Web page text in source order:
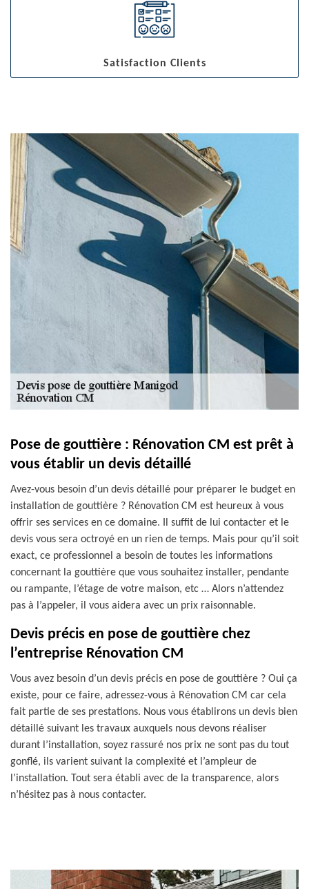
Satisfaction Clients
Pose de gouttière : Rénovation CM est prêt à
vous établir un devis détaillé
Avez-vous besoin d’un devis détaillé pour préparer le budget en
installation de gouttière ? Rénovation CM est heureux à vous
offrir ses services en ce domaine. Il suffit de lui contacter et le
devis vous sera octroyé en un rien de temps. Mais pour qu’il soit
exact, ce professionnel a besoin de toutes les informations
concernant la gouttière que vous souhaitez installer, pendante
ou rampante, l’étage de votre maison, etc … Alors n’attendez
pas à l’appeler, il vous aidera avec un prix raisonnable.
Devis précis en pose de gouttière chez
l’entreprise Rénovation CM
Vous avez besoin d’un devis précis en pose de gouttière ? Oui ça
existe, pour ce faire, adressez-vous à Rénovation CM car cela
fait partie de ses prestations. Nous vous établirons un devis bien
détaillé suivant les travaux auxquels nous devons réaliser
durant l’installation, soyez rassuré nos prix ne sont pas du tout
gonflé, ils varient suivant la complexité et l’ampleur de
l’installation. Tout sera établi avec de la transparence, alors
n’hésitez pas à nous contacter.